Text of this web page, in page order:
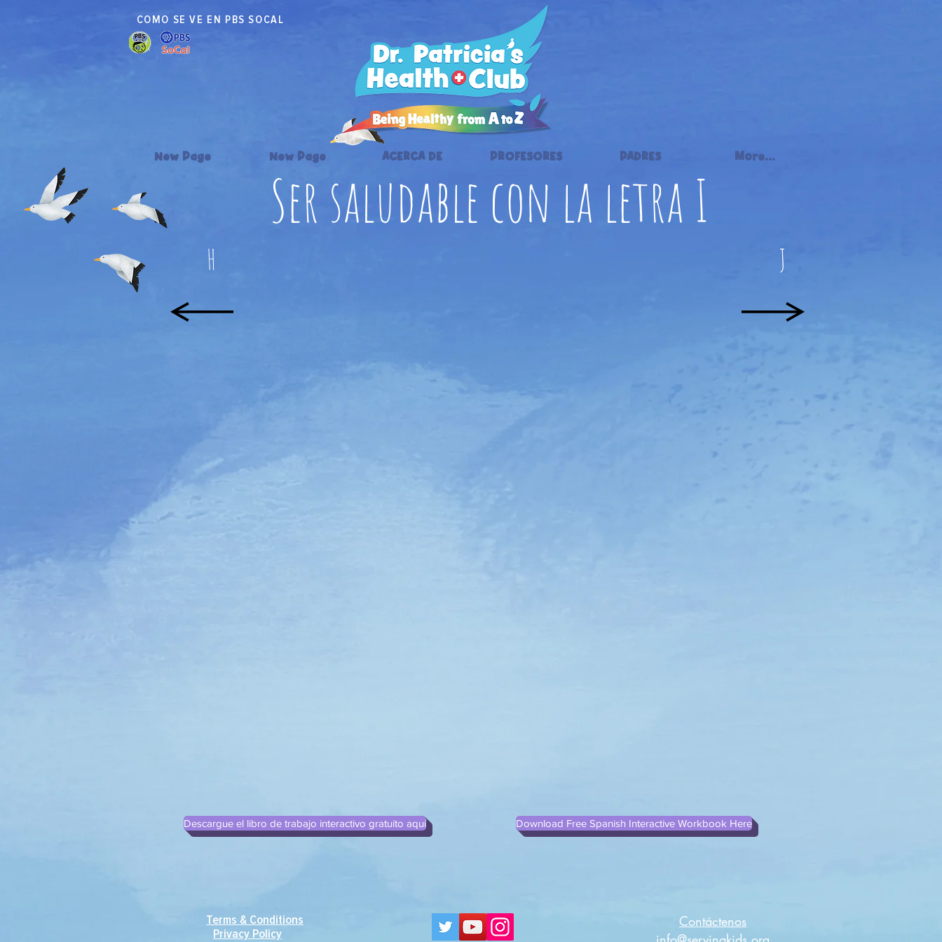
COMO SE VE EN PBS SOCAL
New Page New Page ACERCA DE PROFESORES PADRES More...
Ser saludable con la letra I
J
H
Descargue el libro de trabajo interactivo gratuito aquí Download Free Spanish Interactive Workbook Here
Terms & Conditions
Privacy Policy
Contáctenos